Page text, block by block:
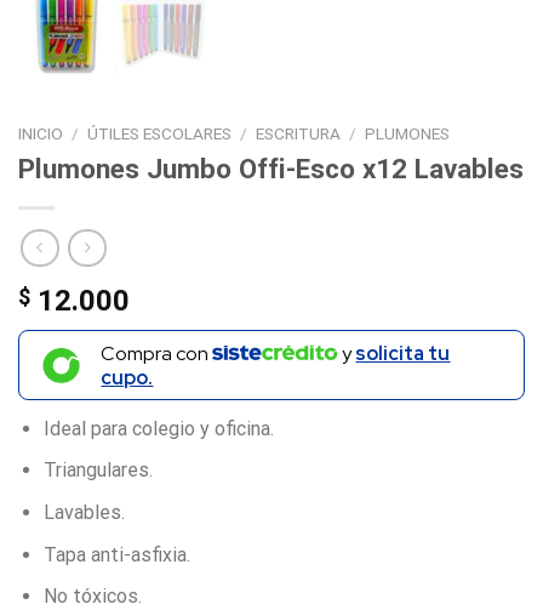
INICIO / ÚTILES ESCOLARES / ESCRITURA / PLUMONES
Plumones Jumbo Offi-Esco x12 Lavables
$ 12.000
Compra con ysolicita tu
cupo.
Ideal para colegio y oficina.
Triangulares.
Lavables.
Tapa anti-asfixia.
No tóxicos.